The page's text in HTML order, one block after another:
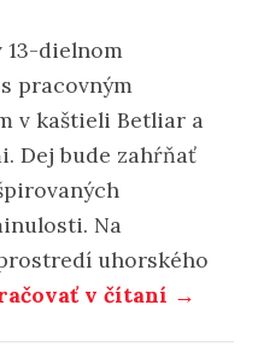
13-dielnom
pracovným
v kaštieli Betliar a
Dej bude zahŕňať
Na
uhorského
v čítaní →